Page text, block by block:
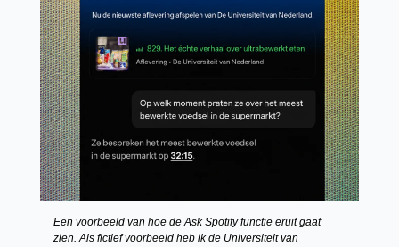
Een voorbeeld van hoe de Ask Spotify functie eruit gaat
zien. Als fictief voorbeeld heb ik de Universiteit van